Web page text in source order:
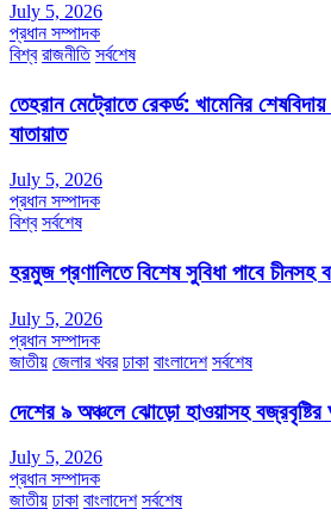
July 5, 2026
প্রধান সম্পাদক
বিশ্ব রাজনীতি সর্বশেষ
তেহরান মেট্রোতে রেকর্ড: খামেনির
যাতায়াত
July 5, 2026
প্রধান সম্পাদক
বিশ্ব সর্বশেষ
হরমুজ প্রণালিতে বিশেষ সুবিধা পাবে
July 5, 2026
প্রধান সম্পাদক
জাতীয় জেলার খবর ঢাকা বাংলাদেশ সর্বশেষ
দেশের ৯ অঞ্চলে ঝোড়ো হাওয়াসহ
July 5, 2026
প্রধান সম্পাদক
জাতীয় ঢাকা বাংলাদেশ সর্বশেষ